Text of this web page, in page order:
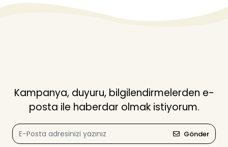
Kampanya, duyuru, bilgilendirmelerden e-
posta ile haberdar olmak istiyorum.
Gönder